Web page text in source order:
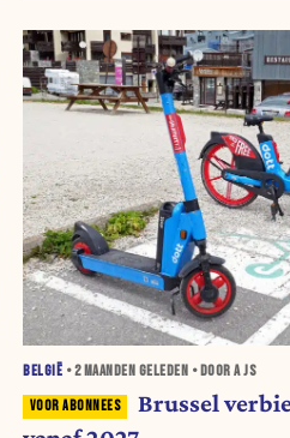
BELGIË •2 MAANDEN GELEDEN • DOOR A JS
Brussel